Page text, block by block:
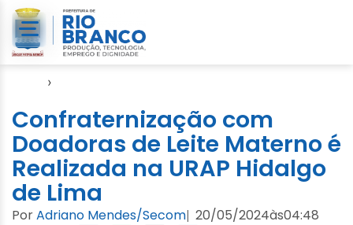
›
Confraternização com
Doadoras de Leite Materno é
Realizada na URAP Hidalgo
de Lima
PorAdriano Mendes/Secom| 20/05/2024às04:48